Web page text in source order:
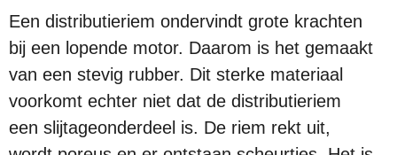
Een distributieriem ondervindt grote krachten
bij een lopende motor. Daarom is het gemaakt
van een stevig rubber. Dit sterke materiaal
voorkomt echter niet dat de distributieriem
een slijtageonderdeel is. De riem rekt uit,